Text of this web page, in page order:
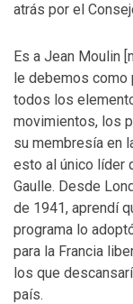
atrás por el
Es a Jean Moulin
le debemos como
todos los
movimientos, los
su membresía en
esto al único líder
Gaulle. Desde
de 1941, aprendí
programa lo
para la Francia
los que
país.